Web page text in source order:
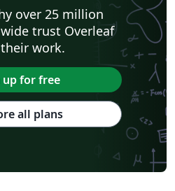
over 25 million
trust Overleaf
work.
up for free
all plans